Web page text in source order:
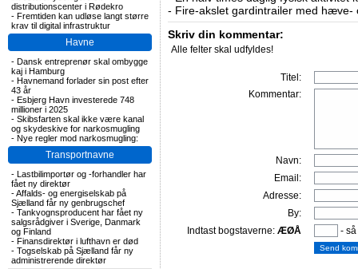
distributionscenter i Rødekro
- Fremtiden kan udløse langt større
krav til digital infrastruktur
Havne
- Dansk entreprenør skal ombygge
kaj i Hamburg
- Havnemand forlader sin post efter
43 år
- Esbjerg Havn investerede 748
millioner i 2025
- Skibsfarten skal ikke være kanal
og skydeskive for narkosmugling
- Nye regler mod narkosmugling:
Transportnavne
- Lastbilimportør og -forhandler har
fået ny direktør
-Affalds- og energiselskab på
Sjælland får ny genbrugschef
- Tankvognsproducent har fået ny
salgsrådgiver i Sverige, Danmark
og Finland
- Finansdirektør i lufthavn er død
- Togselskab på Sjælland får ny
administrerende direktør
- Fire-akslet gardintrailer med hæve-
Skriv din kommentar:
Alle felter skal udfyldes!
Titel:
Kommentar:
Navn:
Email:
Adresse:
By:
Indtast bogstaverne: ÆØÅ -